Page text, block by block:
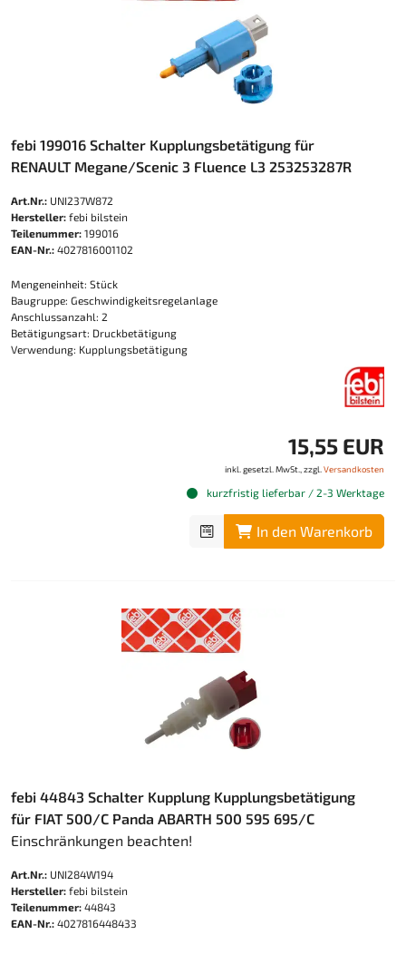
febi 199016 Schalter Kupplungsbetätigung für
RENAULT Megane/Scenic 3 Fluence L3 253253287R
Art.Nr.: UNI237W872
Hersteller: febi bilstein
Teilenummer: 199016
EAN-Nr.: 4027816001102
Mengeneinheit: Stück
Baugruppe: Geschwindigkeitsregelanlage
Anschlussanzahl: 2
Betätigungsart: Druckbetätigung
Verwendung: Kupplungsbetätigung
15,55 EUR
inkl. gesetzl. MwSt., zzgl. Versandkosten
kurzfristig lieferbar / 2-3 Werktage
In den Warenkorb
febi 44843 Schalter Kupplung Kupplungsbetätigung
für FIAT 500/C Panda ABARTH 500 595 695/C
Einschränkungen beachten!
Art.Nr.: UNI284W194
Hersteller: febi bilstein
Teilenummer: 44843
EAN-Nr.: 4027816448433